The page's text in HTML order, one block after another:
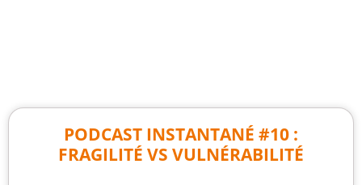
PODCAST INSTANTANÉ #10 :
FRAGILITÉ VS VULNÉRABILITÉ